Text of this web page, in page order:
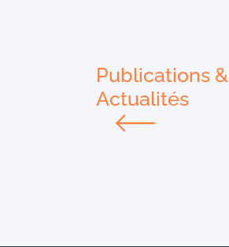
Publications &
Actualités